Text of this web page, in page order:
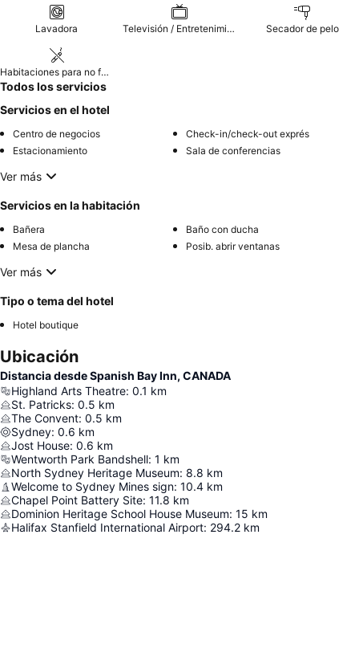
Lavadora Televisión / Entretenimiento Secador de pelo
Habitaciones para no fumadores
Todos los servicios
Servicios en el hotel
Centro de negocios
Check-in/check-out exprés
Estacionamiento
Sala de conferencias
Ver más
Servicios en la habitación
Bañera
Baño con ducha
Mesa de plancha
Posib. abrir ventanas
Ver más
Tipo o tema del hotel
Hotel boutique
Ubicación
Distancia desde Spanish Bay Inn, CANADA
Highland Arts Theatre: 0.1 km
St. Patricks: 0.5 km
The Convent: 0.5 km
Sydney: 0.6 km
Jost House: 0.6 km
Wentworth Park Bandshell: 1 km
North Sydney Heritage Museum: 8.8 km
Welcome to Sydney Mines sign: 10.4 km
Chapel Point Battery Site: 11.8 km
Dominion Heritage School House Museum: 15 km
Halifax Stanfield International Airport: 294.2 km